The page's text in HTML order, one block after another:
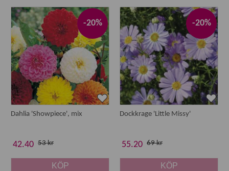
-20%
Dahlia 'Showpiece', mix
42.40 53 kr
KÖP
-20%
Dockkrage 'Little Missy'
55.20 69 kr
KÖP